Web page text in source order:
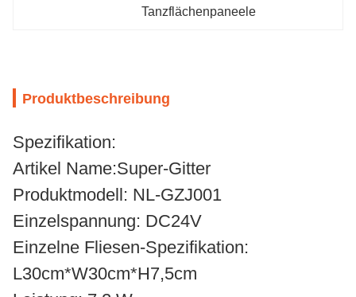
Tanzflächenpaneele
Produktbeschreibung
Spezifikation:
Artikel Name:Super-Gitter
Produktmodell: NL-GZJ001
Einzelspannung: DC24V
Einzelne Fliesen-Spezifikation:
L30cm*W30cm*H7,5cm